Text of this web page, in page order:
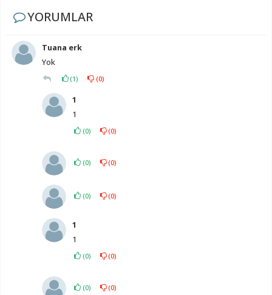
YORUMLAR
Tuana erk
Yok
(1) (0)
1
1
(0) (0)
(0) (0)
(0) (0)
1
1
(0) (0)
(0) (0)